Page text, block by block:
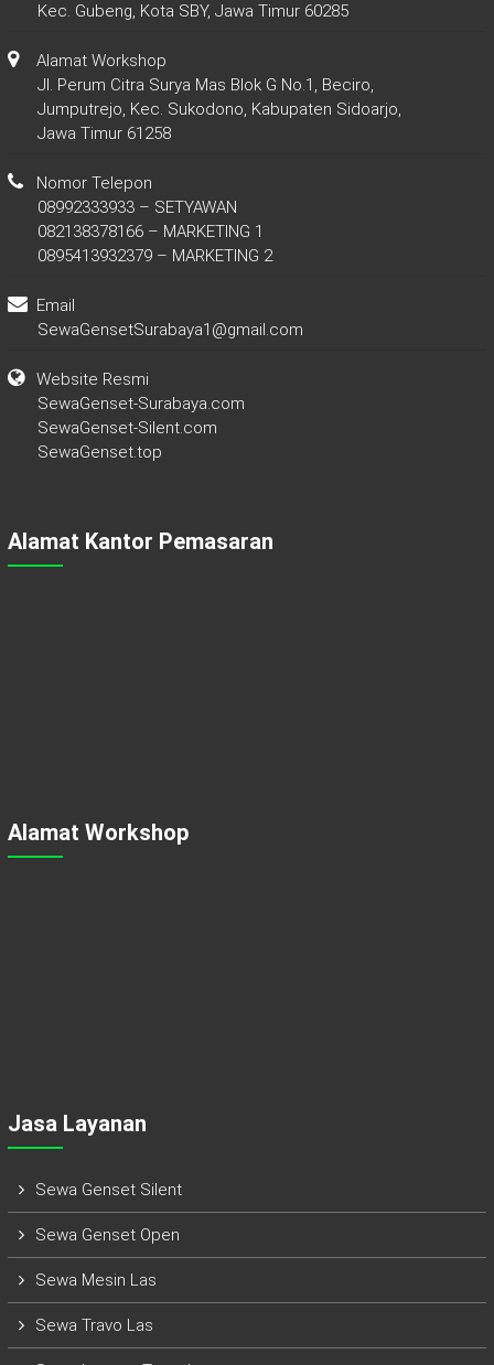
Kec. Gubeng, Kota SBY, Jawa Timur 60285
Alamat Workshop
Jl. Perum Citra Surya Mas Blok G No.1, Beciro,
Jumputrejo, Kec. Sukodono, Kabupaten Sidoarjo,
Jawa Timur 61258
Nomor Telepon
08992333933 – SETYAWAN
082138378166 – MARKETING 1
0895413932379 – MARKETING 2
Email
SewaGensetSurabaya1@gmail.com
Website Resmi
SewaGenset-Surabaya.com
SewaGenset-Silent.com
SewaGenset.top
Alamat Kantor Pemasaran
Alamat Workshop
Jasa Layanan
Sewa Genset Silent
Sewa Genset Open
Sewa Mesin Las
Sewa Travo Las